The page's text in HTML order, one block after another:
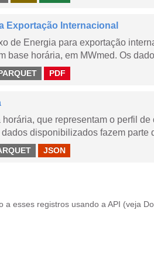
Exportação Internacional
de Energia para exportação
base horária, em MWmed. Os
PDF
que representam o perfil
disponibilizados fazem parte
JSON
a esses registros usando a API (veja